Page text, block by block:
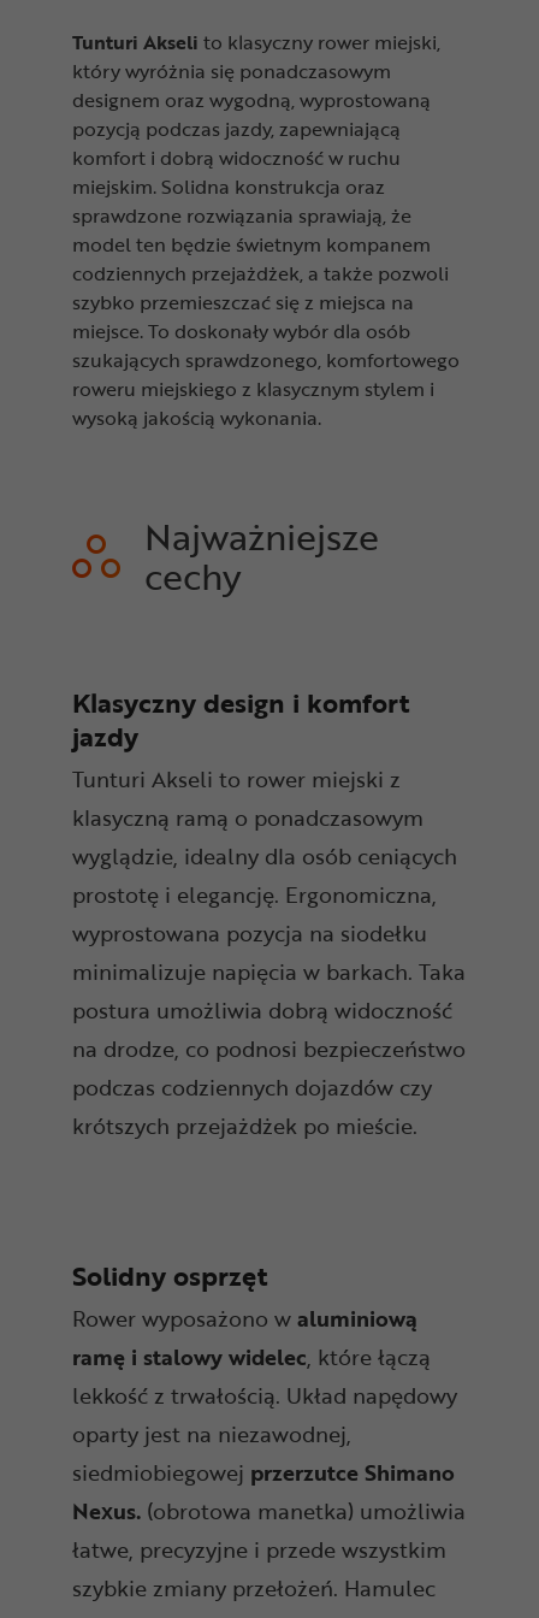
Tunturi Akseli to klasyczny rower miejski,
który wyróżnia się ponadczasowym
designem oraz wygodną, wyprostowaną
pozycją podczas jazdy, zapewniającą
komfort i dobrą widoczność w ruchu
miejskim. Solidna konstrukcja oraz
sprawdzone rozwiązania sprawiają, że
model ten będzie świetnym kompanem
codziennych przejażdżek, a także pozwoli
szybko przemieszczać się z miejsca na
miejsce. To doskonały wybór dla osób
szukających sprawdzonego, komfortowego
roweru miejskiego z klasycznym stylem i
wysoką jakością wykonania.
Najważniejsze
cechy
Klasyczny design i komfort
jazdy
Tunturi Akseli to rower miejski z
klasyczną ramą o ponadczasowym
wyglądzie, idealny dla osób ceniących
prostotę i elegancję. Ergonomiczna,
wyprostowana pozycja na siodełku
minimalizuje napięcia w barkach. Taka
postura umożliwia dobrą widoczność
na drodze, co podnosi bezpieczeństwo
podczas codziennych dojazdów czy
krótszych przejażdżek po mieście.
Solidny osprzęt
Rower wyposażono waluminiową
ramę i stalowy widelec, które łączą
lekkość z trwałością. Układ napędowy
oparty jest na niezawodnej,
siedmiobiegowej przerzutce Shimano
Nexus. (obrotowa manetka) umożliwia
łatwe, precyzyjne i przede wszystkim
szybkie zmiany przełożeń. Hamulec